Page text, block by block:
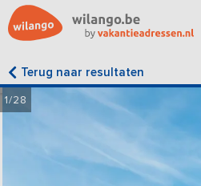
Terug naar resultaten
1/28